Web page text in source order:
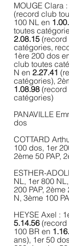
MOUGE Clara
(record club
100 NL en
toutes
2.08.15 (record
catégories,
1ère 200 dos
club toutes
N en 2.27.41
catégories),
1.08.98 (record
catégories)
PANAVILLE
dos
COTTARD
100 dos, 1er
2ème 50 PAP,
ESTHER-
NL, 1er 800
200 PAP,
N, 3ème 100
HEYSE Axel :
5.14.56 (record
100 BR en
ans), 1er 50